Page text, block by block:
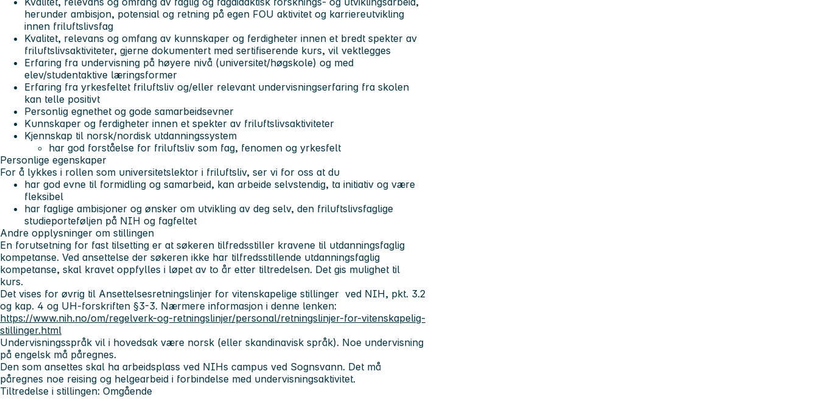
herunder ambisjon, potensial og retning på egen FOU aktivitet og karriereutvikling
innen friluftslivsfag
Kvalitet, relevans og omfang av kunnskaper og ferdigheter innen et bredt spekter av
friluftslivsaktiviteter, gjerne dokumentert med sertifiserende kurs, vil vektlegges
Erfaring fra undervisning på høyere nivå (universitet/høgskole) og med
elev/studentaktive læringsformer
Erfaring fra yrkesfeltet friluftsliv og/eller relevant undervisningserfaring fra skolen
kan telle positivt
Personlig egnethet og gode samarbeidsevner
Kunnskaper og ferdigheter innen et spekter av friluftslivsaktiviteter
Kjennskap til norsk/nordisk utdanningssystem
har god forståelse for friluftsliv som fag, fenomen og yrkesfelt
Personlige egenskaper
For å lykkes i rollen som universitetslektor i friluftsliv, ser vi for oss at du
har god evne til formidling og samarbeid, kan arbeide selvstendig, ta initiativ og være
fleksibel
har faglige ambisjoner og ønsker om utvikling av deg selv, den friluftslivsfaglige
studieporteføljen på NIH og fagfeltet
Andre opplysninger om stillingen
En forutsetning for fast tilsetting er at søkeren tilfredsstiller kravene til utdanningsfaglig
kompetanse. Ved ansettelse der søkeren ikke har tilfredsstillende utdanningsfaglig
kompetanse, skal kravet oppfylles i løpet av to år etter tiltredelsen. Det gis mulighet til
kurs.
Det vises for øvrig til Ansettelsesretningslinjer for vitenskapelige stillinger ved NIH, pkt. 3.2
og kap. 4 og UH-forskriften §3-3. Nærmere informasjon i denne lenken:
https://www.nih.no/om/regelverk-og-retningslinjer/personal/retningslinjer-for-vitenskapelig-
stillinger.html
Undervisningsspråk vil i hovedsak være norsk (eller skandinavisk språk). Noe undervisning
på engelsk må påregnes.
Den som ansettes skal ha arbeidsplass ved NIHs campus ved Sognsvann. Det må
påregnes noe reising og helgearbeid i forbindelse med undervisningsaktivitet.
Tiltredelse i stillingen: Omgående